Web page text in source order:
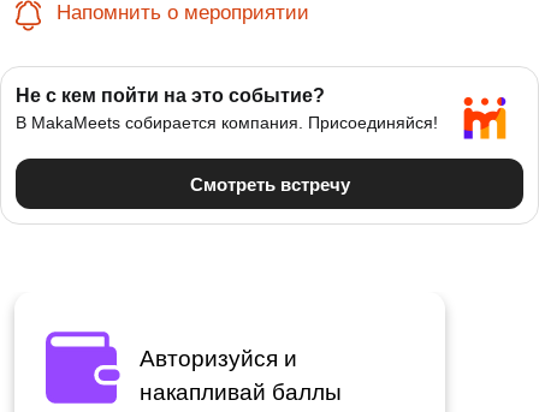
Напомнить о мероприятии
Авторизуйся и
накапливай баллы